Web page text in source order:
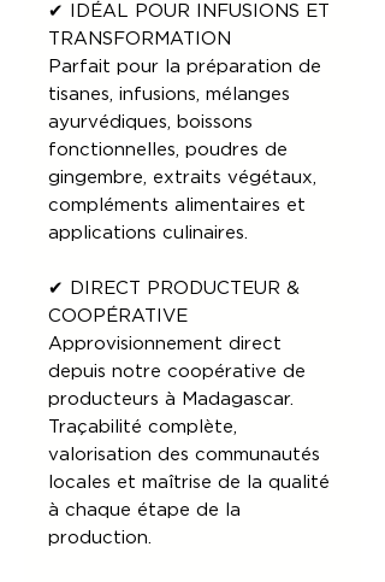
✔ IDÉAL POUR INFUSIONS ET
TRANSFORMATION
Parfait pour la préparation de
tisanes, infusions, mélanges
ayurvédiques, boissons
fonctionnelles, poudres de
gingembre, extraits végétaux,
compléments alimentaires et
applications culinaires.
✔ DIRECT PRODUCTEUR &
COOPÉRATIVE
Approvisionnement direct
depuis notre coopérative de
producteurs à Madagascar.
Traçabilité complète,
valorisation des communautés
locales et maîtrise de la qualité
à chaque étape de la
production.